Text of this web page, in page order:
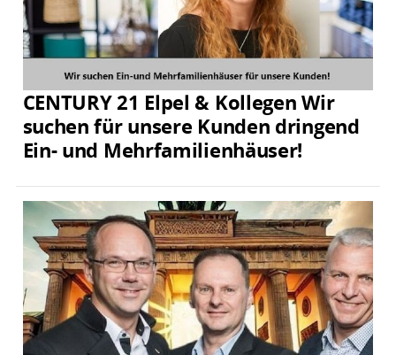
CENTURY 21 Elpel & Kollegen Wir
suchen für unsere Kunden dringend
Ein- und Mehrfamilienhäuser!